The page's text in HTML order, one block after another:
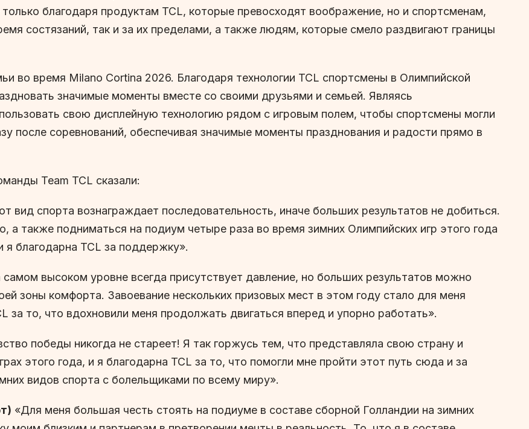
только благодаря продуктам TCL, которые превосходят воображение, но и спортсменам,
состязаний, так и за их пределами, а также людям, которые смело раздвигают границы
во время Milano Cortina 2026. Благодаря технологии TCL спортсмены в Олимпийской
значимые моменты вместе со своими друзьями и семьей. Являясь
свою дисплейную технологию рядом с игровым полем, чтобы спортсмены могли
после соревнований, обеспечивая значимые моменты празднования и радости прямо в
Team TCL сказали:
вид спорта вознаграждает последовательность, иначе больших результатов не добиться.
а также подниматься на подиум четыре раза во время зимних Олимпийских игр этого года
благодарна TCL за поддержку».
самом высоком уровне всегда присутствует давление, но больших результатов можно
зоны комфорта. Завоевание нескольких призовых мест в этом году стало для меня
за то, что вдохновили меня продолжать двигаться вперед и упорно работать».
победы никогда не стареет! Я так горжусь тем, что представляла свою страну и
этого года, и я благодарна TCL за то, что помогли мне пройти этот путь сюда и за
видов спорта с болельщиками по всему миру».
«Для меня большая честь стоять на подиуме в составе сборной Голландии на зимних